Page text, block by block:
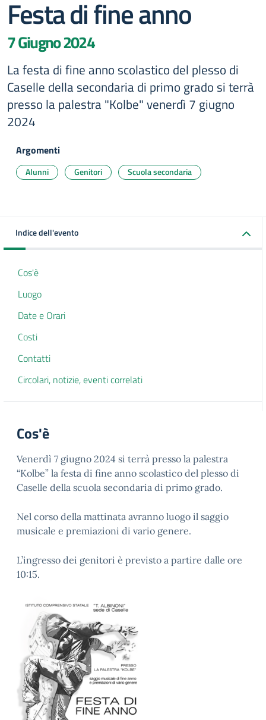
Festa di fine anno
7 Giugno 2024
La festa di fine anno scolastico del plesso di
Caselle della secondaria di primo grado si terrà
presso la palestra "Kolbe" venerdì 7 giugno
2024
Argomenti
Alunni Genitori Scuola secondaria
Indice dell'evento
Cos'è
Luogo
Date e Orari
Costi
Contatti
Circolari, notizie, eventi correlati
Cos'è
Venerdì 7 giugno 2024 si terrà presso la palestra
“Kolbe” la festa di fine anno scolastico del plesso di
Caselle della scuola secondaria di primo grado.
Nel corso della mattinata avranno luogo il saggio
musicale e premiazioni di vario genere.
L’ingresso dei genitori è previsto a partire dalle ore
10:15.